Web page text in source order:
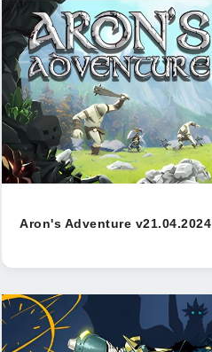
Aron's Adventure v21.04.2024